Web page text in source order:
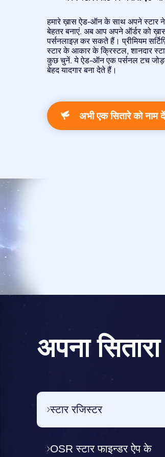
हमारे ख़ास ऐड-ऑन के साथ अपने स्टार
बेहतर बनाएं. अब आप अपने ऑर्डर को
पर्सनलाइज़ कर सकते हैं। प्रीमियम
स्टार के आकार के क्रिस्टल, शानदार
कुछ चुनें. ये ऐड-ऑन एक पर्सनल टच
बेहद यादगार बना देते हैं।
अभी एक सितारे को नाम
अपना
स्टार रजिस्टर
OSR स्टार फाइन्डर ऐप के